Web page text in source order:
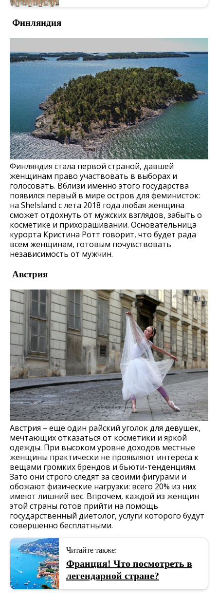
Финляндия
Финляндия стала первой страной, давшей
женщинам право участвовать в выборах и
голосовать. Вблизи именно этого государства
появился первый в мире остров для феминисток:
на SheIsland с лета 2018 года любая женщина
сможет отдохнуть от мужских взглядов, забыть о
косметике и прихорашивании. Основательница
курорта Кристина Ротт говорит, что будет рада
всем женщинам, готовым почувствовать
независимость от мужчин.
Австрия
Австрия – еще один райский уголок для девушек,
мечтающих отказаться от косметики и яркой
одежды. При высоком уровне доходов местные
женщины практически не проявляют интереса к
вещами громких брендов и бьюти-тенденциям.
Зато они строго следят за своими фигурами и
обожают физические нагрузки: всего 20% из них
имеют лишний вес. Впрочем, каждой из женщин
этой страны готов прийти на помощь
государственный диетолог, услуги которого будут
совершенно бесплатными.
Читайте также:
Франция! Что посмотреть в
легендарной стране?